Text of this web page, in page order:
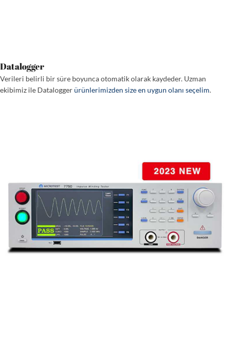
Datalogger
Verileri belirli bir süre boyunca otomatik olarak kaydeder. Uzman
ekibimiz ile Dataloggerürünlerimizden size en uygun olanı seçelim.